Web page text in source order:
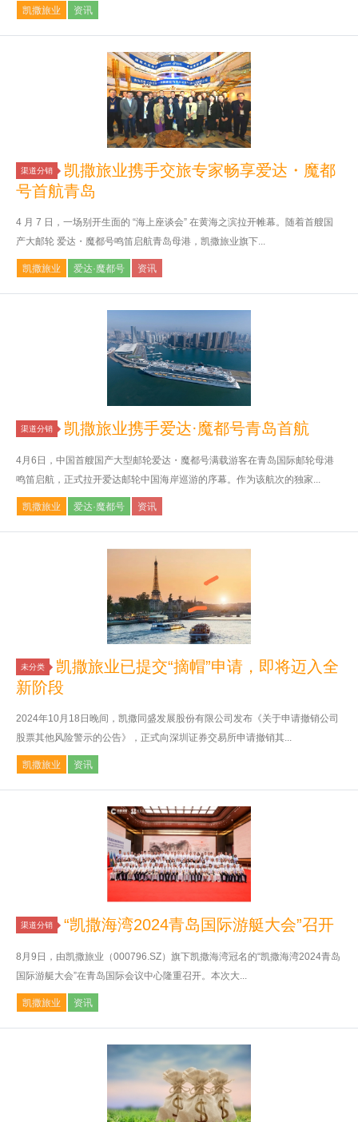
凯撒旅业 资讯
渠道分销
凯撒旅业携手交旅专家畅享爱达・魔都
号首航青岛
4 月 7 日，一场别开生面的 “海上座谈会” 在黄海之滨拉开帷幕。随着首艘国
产大邮轮 爱达・魔都号鸣笛启航青岛母港，凯撒旅业旗下...
凯撒旅业 爱达·魔都号 资讯
渠道分销 凯撒旅业携手爱达·魔都号青岛首航
4月6日，中国首艘国产大型邮轮爱达・魔都号满载游客在青岛国际邮轮母港
鸣笛启航，正式拉开爱达邮轮中国海岸巡游的序幕。作为该航次的独家...
凯撒旅业 爱达·魔都号 资讯
未分类
凯撒旅业已提交“摘帽”申请，即将迈入全
新阶段
2024年10月18日晚间，凯撒同盛发展股份有限公司发布《关于申请撤销公司
股票其他风险警示的公告》，正式向深圳证券交易所申请撤销其...
凯撒旅业 资讯
渠道分销 “凯撒海湾2024青岛国际游艇大会”召开
8月9日，由凯撒旅业（000796.SZ）旗下凯撒海湾冠名的“凯撒海湾2024青岛
国际游艇大会”在青岛国际会议中心隆重召开。本次大...
凯撒旅业 资讯